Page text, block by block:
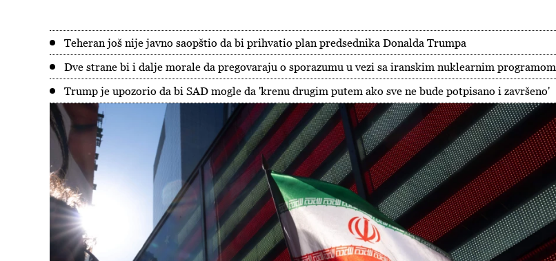
Teheran još nije javno saopštio da bi prihvatio plan predsednika Donalda Trumpa
Dve strane bi i dalje morale da pregovaraju o sporazumu u vezi sa iranskim nuklearnim programom
Trump je upozorio da bi SAD mogle da 'krenu drugim putem ako sve ne bude potpisano i završeno'